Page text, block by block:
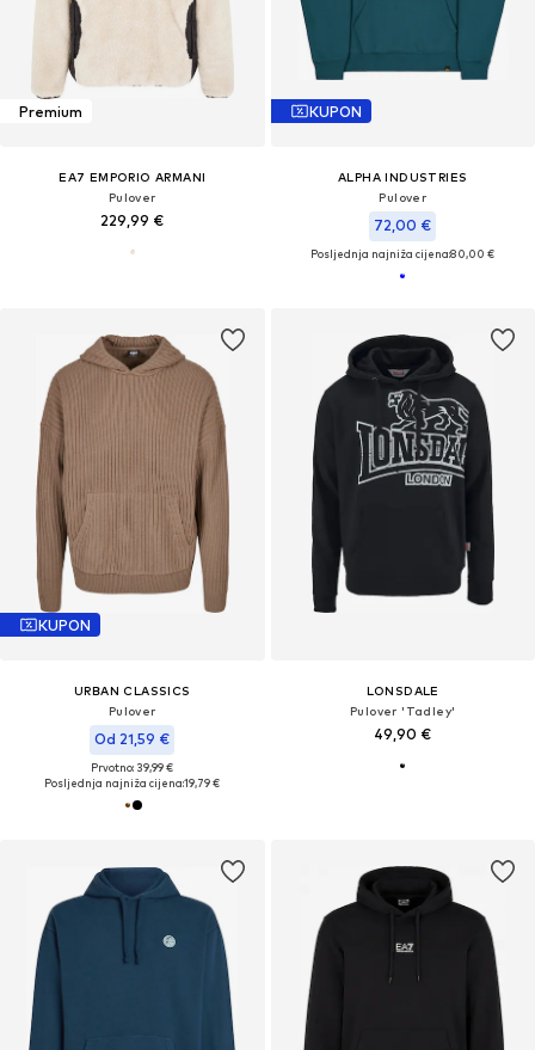
Premium
EA7 EMPORIO ARMANI
Pulover
229,99 €
KUPON
ALPHA INDUSTRIES
Pulover
72,00 €
Posljednja najniža cijena:80,00 €
KUPON
URBAN CLASSICS
Pulover
Od 21,59 €
Prvotno: 39,99 €
Posljednja najniža cijena:19,79 €
LONSDALE
Pulover 'Tadley'
49,90 €